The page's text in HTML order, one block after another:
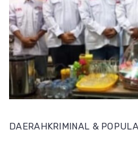
DAERAHKRIMINAL &